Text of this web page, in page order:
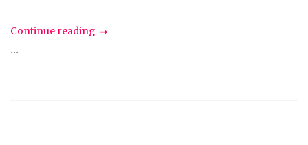
Continue reading
...